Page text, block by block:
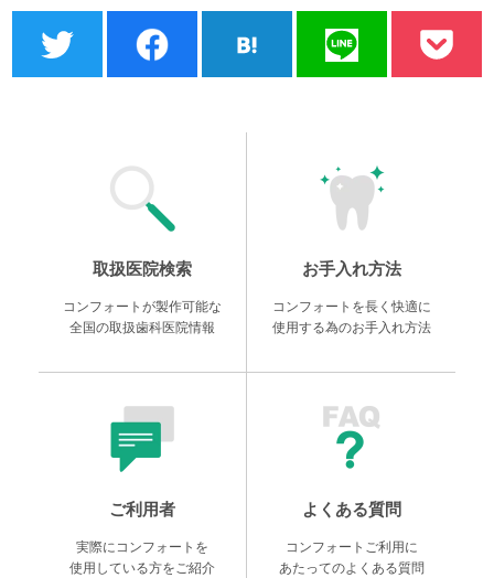
取扱医院検索
コンフォートが製作可能な
全国の取扱歯科医院情報
お手入れ方法
コンフォートを長く快適に
使用する為のお手入れ方法
ご利用者
実際にコンフォートを
使用している方をご紹介
よくある質問
コンフォートご利用に
あたってのよくある質問